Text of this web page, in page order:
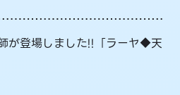
が登場しました!!「ラーヤ◆天